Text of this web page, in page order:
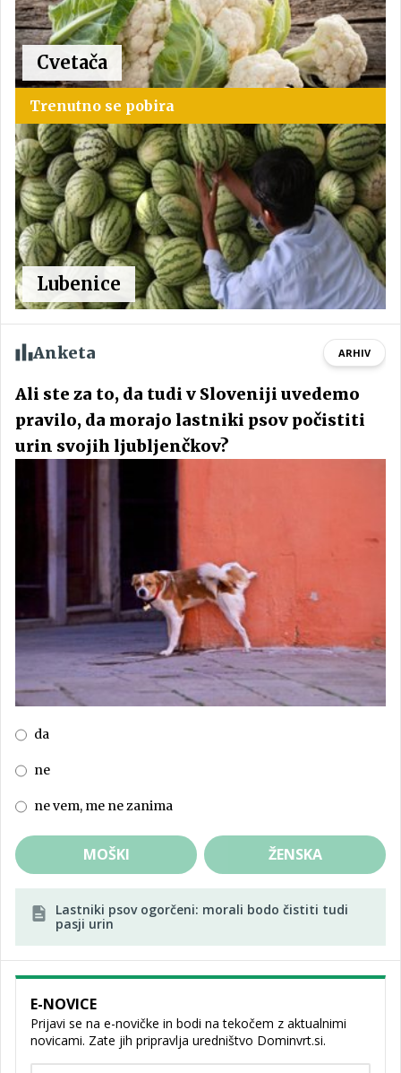
Cvetača
Trenutno se pobira
Lubenice
Anketa ARHIV
Ali ste za to, da tudi v Sloveniji uvedemo
pravilo, da morajo lastniki psov počistiti
urin svojih ljubljenčkov?
da
ne
ne vem, me ne zanima
MOŠKI ŽENSKA
Lastniki psov ogorčeni: morali bodo čistiti tudi
pasji urin
E-NOVICE
Prijavi se na e-novičke in bodi na tekočem z aktualnimi
novicami. Zate jih pripravlja uredništvo Dominvrt.si.